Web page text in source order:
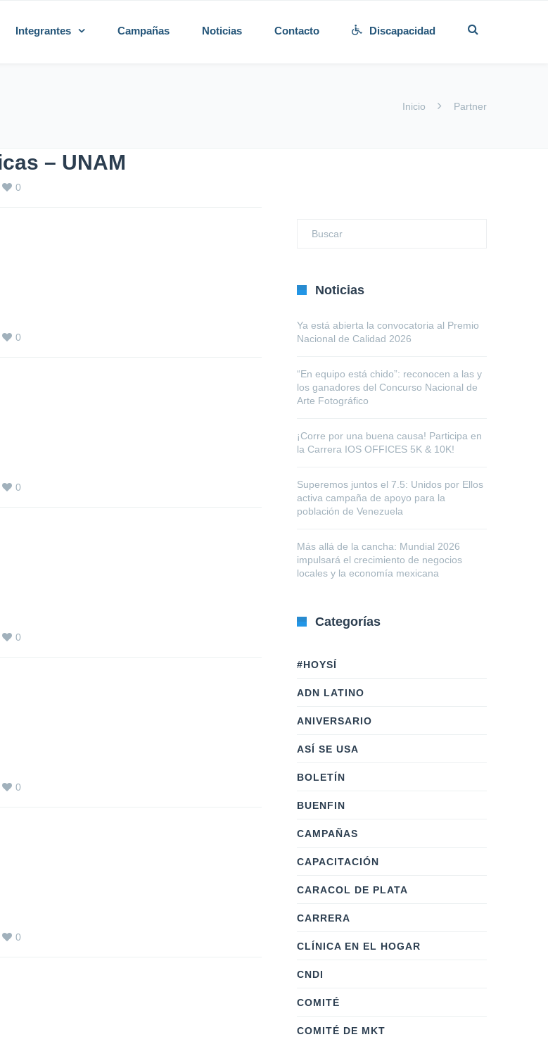
Integrantes Campañas Noticias Contacto Discapacidad
Inicio Partner
– UNAM
0
0
0
0
0
0
Noticias
Ya está abierta la convocatoria al Premio
Nacional de Calidad 2026
“En equipo está chido”: reconocen a las y
los ganadores del Concurso Nacional de
Arte Fotográfico
¡Corre por una buena causa! Participa en
la Carrera IOS OFFICES 5K & 10K!
Superemos juntos el 7.5: Unidos por Ellos
activa campaña de apoyo para la
población de Venezuela
Más allá de la cancha: Mundial 2026
impulsará el crecimiento de negocios
locales y la economía mexicana
Categorías
#HOYSÍ
ADN LATINO
ANIVERSARIO
ASÍ SE USA
BOLETÍN
BUENFIN
CAMPAÑAS
CAPACITACIÓN
CARACOL DE PLATA
CARRERA
CLÍNICA EN EL HOGAR
CNDI
COMITÉ
COMITÉ DE MKT